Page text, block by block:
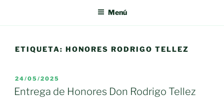
Menú
ETIQUETA: HONORES RODRIGO TELLEZ
PUBLICADO
EL
24/05/2025
Entrega de Honores Don Rodrigo Tellez